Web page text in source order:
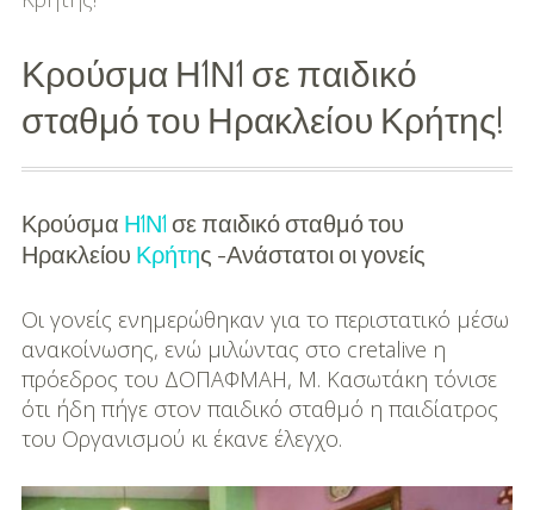
Εγκυμοσύνη
Μαμά
Μπαμπάς
Μωρό
Παιδί
Παιδικό Πάρτι
Παιδικό Παιχνίδι
Κρούσμα Η1Ν1 σε παιδικό
σταθμό του Ηρακλείου Κρήτης!
Κρούσμα Η1Ν1σε παιδικό σταθμό του
Ηρακλείου Κρήτης -Ανάστατοι οι γονείς
Οι γονείς ενημερώθηκαν για το περιστατικό μέσω
ανακοίνωσης, ενώ μιλώντας στο cretalive η
πρόεδρος του ΔΟΠΑΦΜΑΗ, Μ. Κασωτάκη τόνισε
ότι ήδη πήγε στον παιδικό σταθμό η παιδίατρος
του Οργανισμού κι έκανε έλεγχο.